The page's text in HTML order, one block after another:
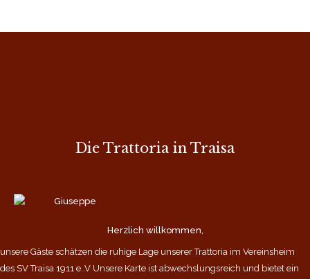
Die Trattoria in Traisa
Herzlich willkommen,
unsere Gäste schätzen die ruhige Lage unserer Trattoria im Vereinsheim
des SV Traisa 1911 e..V Unsere Karte ist abwechslungsreich und bietet ein